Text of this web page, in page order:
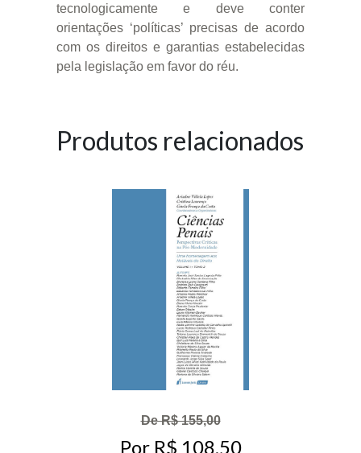
tecnologicamente e deve conter
orientações ‘políticas’ precisas de acordo
com os direitos e garantias estabelecidas
pela legislação em favor do réu.
Produtos relacionados
De R$ 155,00
Por R$ 108,50